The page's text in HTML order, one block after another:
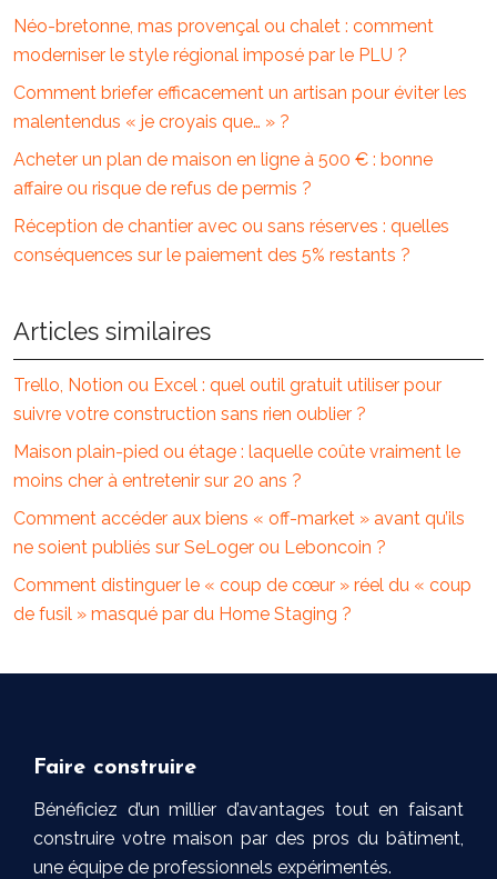
Néo-bretonne, mas provençal ou chalet : comment
moderniser le style régional imposé par le PLU ?
Comment briefer efficacement un artisan pour éviter les
malentendus « je croyais que… » ?
Acheter un plan de maison en ligne à 500 € : bonne
affaire ou risque de refus de permis ?
Réception de chantier avec ou sans réserves : quelles
conséquences sur le paiement des 5% restants ?
Articles similaires
Trello, Notion ou Excel : quel outil gratuit utiliser pour
suivre votre construction sans rien oublier ?
Maison plain-pied ou étage : laquelle coûte vraiment le
moins cher à entretenir sur 20 ans ?
Comment accéder aux biens « off-market » avant qu’ils
ne soient publiés sur SeLoger ou Leboncoin ?
Comment distinguer le « coup de cœur » réel du « coup
de fusil » masqué par du Home Staging ?
Faire construire
Bénéficiez d’un millier d’avantages tout en faisant
construire votre maison par des pros du bâtiment,
une équipe de professionnels expérimentés.